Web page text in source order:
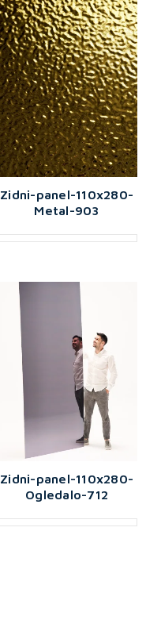
Zidni-panel-110x280-
Metal-903
Zidni-panel-110x280-
Ogledalo-712